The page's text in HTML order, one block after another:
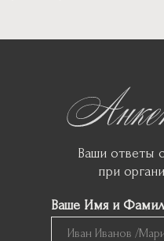
Ваши ответы
при
Ваше Имя и